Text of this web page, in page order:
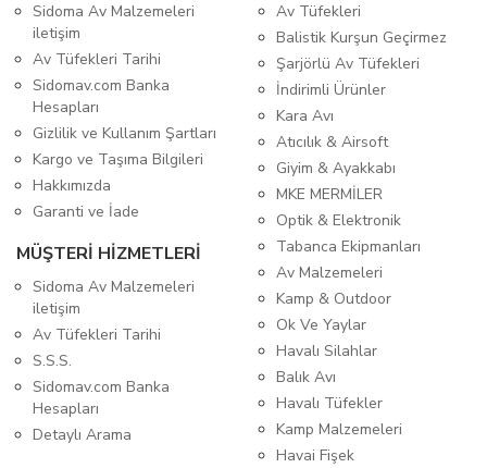
Sidoma Av Malzemeleri
iletişim
Av Tüfekleri Tarihi
Sidomav.com Banka
Hesapları
Gizlilik ve Kullanım Şartları
Kargo ve Taşıma Bilgileri
Hakkımızda
Garanti ve İade
MÜŞTERİ HİZMETLERİ
Sidoma Av Malzemeleri
iletişim
Av Tüfekleri Tarihi
S.S.S.
Sidomav.com Banka
Hesapları
Detaylı Arama
Av Tüfekleri
Balistik Kurşun Geçirmez
Şarjörlü Av Tüfekleri
İndirimli Ürünler
Kara Avı
Atıcılık & Airsoft
Giyim & Ayakkabı
MKE MERMİLER
Optik & Elektronik
Tabanca Ekipmanları
Av Malzemeleri
Kamp & Outdoor
Ok Ve Yaylar
Havalı Silahlar
Balık Avı
Havalı Tüfekler
Kamp Malzemeleri
Havai Fişek